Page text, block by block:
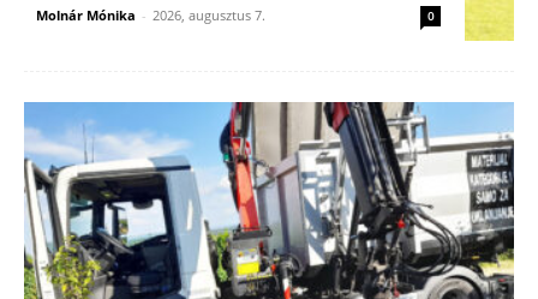
Molnár Mónika - 2026, augusztus 7. 0